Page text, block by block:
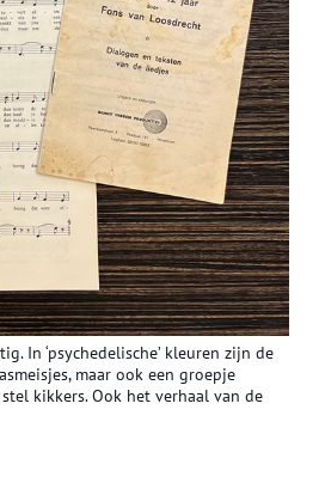
In ‘psychedelische’ kleuren zijn de
maar ook een groepje
kikkers. Ook het verhaal van de